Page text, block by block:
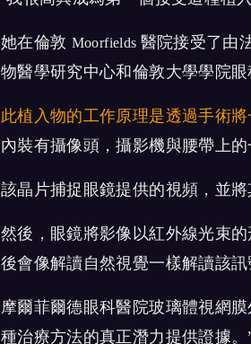
她在倫敦 Moorfields 醫院接受了由
物醫學研究中心和倫敦大學學院
此植入物的工作原理是透過手術將
內裝有攝像頭，攝影機與腰帶上的
該晶片捕捉眼鏡提供的視頻，並
然後，眼鏡將影像以紅外線光束
後會像解讀自然視覺一樣解讀該訊
摩爾菲爾德眼科醫院玻璃體視網
種治療方法的真正潛力提供證據。